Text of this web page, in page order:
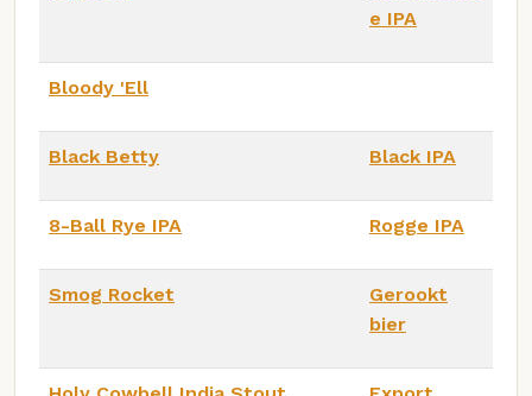
e IPA
Bloody 'Ell
Black Betty Black IPA
8-Ball Rye IPA Rogge IPA
Smog Rocket
Gerookt
bier